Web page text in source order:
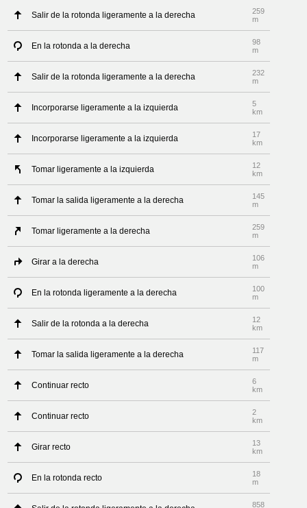
Salir de la rotonda ligeramente a la derecha
259
m
En la rotonda a la derecha
98
m
Salir de la rotonda ligeramente a la derecha
232
m
Incorporarse ligeramente a la izquierda
5
km
Incorporarse ligeramente a la izquierda
17
km
Tomar ligeramente a la izquierda
12
km
Tomar la salida ligeramente a la derecha
145
m
Tomar ligeramente a la derecha
259
m
Girar a la derecha
106
m
En la rotonda ligeramente a la derecha
100
m
Salir de la rotonda a la derecha
12
km
Tomar la salida ligeramente a la derecha
117
m
Continuar recto
6
km
Continuar recto
2
km
Girar recto
13
km
En la rotonda recto
18
m
858